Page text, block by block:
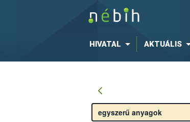
HIVATAL AKTUÁLIS